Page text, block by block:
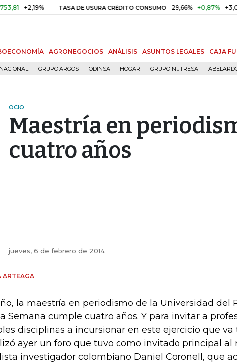
+2,19% TASA DE USURA CRÉDITO CONSUMO 29,66% +0,87% +3,02%
AGRONEGOCIOS ANÁLISIS ASUNTOS LEGALES CAJA
GRUPO ARGOS ODINSA HOGAR GRUPO NUTRESA
OCIO
Maestría en
cuatro años
jueves, 6 de febrero de 2014
ARTEAGA
la maestría en periodismo de la Universidad del
Semana cumple cuatro años. Y para invitar a
disciplinas a incursionar en este ejercicio que va
ayer un foro que tuvo como invitado principal al
investigador colombiano Daniel Coronell, que